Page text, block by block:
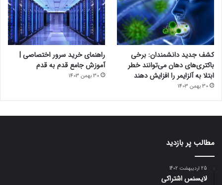
کشف جدید دانشمندان: برخی
باکتری‌های دهان می‌توانند خطر
ابتلا به آلزایمر را افزایش دهند
30 بهمن 1403
راهنمای خرید سرور اختصاصی |
آموزش جامع قدم به قدم
30 بهمن 1403
مطالب پر بازدید
25 اردیبهشت 1402
لایسنس اشتراکی